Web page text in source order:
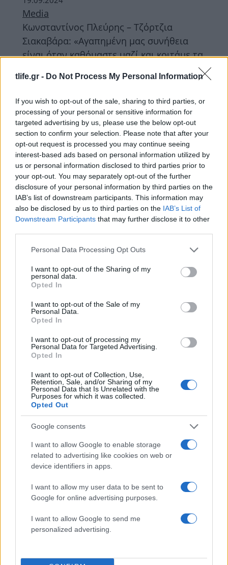
tlife.gr - Do Not Process My Personal Information
If you wish to opt-out of the sale, sharing to third parties, or
processing of your personal or sensitive information for
targeted advertising by us, please use the below opt-out
section to confirm your selection. Please note that after your
opt-out request is processed you may continue seeing
interest-based ads based on personal information utilized by
us or personal information disclosed to third parties prior to
your opt-out. You may separately opt-out of the further
disclosure of your personal information by third parties on the
IAB’s list of downstream participants. This information may
also be disclosed by us to third parties on the IAB’s List of
Downstream Participants that may further disclose it to other
Please note that this website/app uses one or more Google
not limited to your visit or usage behaviour. You may click to
grant or deny consent to Google and its third-party tags to
use your data for below specified purposes in below Google
consent section.
Personal Data Processing Opt Outs
I want to opt-out of the Sharing of my
personal data.
Opted In
I want to opt-out of the Sale of my
Personal Data.
Opted In
I want to opt-out of processing my
Personal Data for Targeted Advertising.
Opted In
I want to opt-out of Collection, Use,
Retention, Sale, and/or Sharing of my
Personal Data that Is Unrelated with the
Purposes for which it was collected.
Opted Out
Google consents
I want to allow Google to enable storage
related to advertising like cookies on web or
device identifiers in apps.
I want to allow my user data to be sent to
Google for online advertising purposes.
I want to allow Google to send me
personalized advertising.
Media
Κωνσταντίνος Πλεύρης – Τζόρτζια
Σιακαβάρα: «Αγαπημένη μας συνήθεια
είναι όταν καθόμαστε μαζί και κοιτάμε τα
Κωνσταντίνος Πλεύρης – Τζόρτζια
Σιακαβάρα: Χέρι – χέρι στο κέντρο της
Αθήνας μετά από πολύ καιρό –
11.04.2024
Media
Τζόρτζια Σιακαβάρα: Η αποκάλυψη για τη
σχέση της με τα παιδιά του
28.02.2024
News
Κωνσταντίνος Πλεύρης – Τζόρτζια
Σιακαβάρα: Αγκαλιές και φιλιά στους
17.01.2024
News
το τραγούδι «Τι αμαρτίες έχω κάνει» –
Βίντεο
11.01.2024
News,Vintage Stories
του Κωνσταντίνου Πλεύρη